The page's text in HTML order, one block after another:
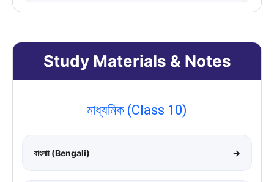
Study Materials & Notes
মাধ্যমিক (Class 10)
বাংলাা (Bengali) →